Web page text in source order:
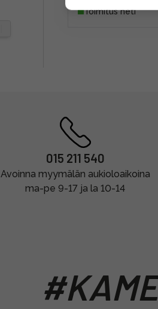
Toimitus heti
015 211 540
Avoinna myymälän aukioloaikoina
ma-pe 9-17 ja la 10-14